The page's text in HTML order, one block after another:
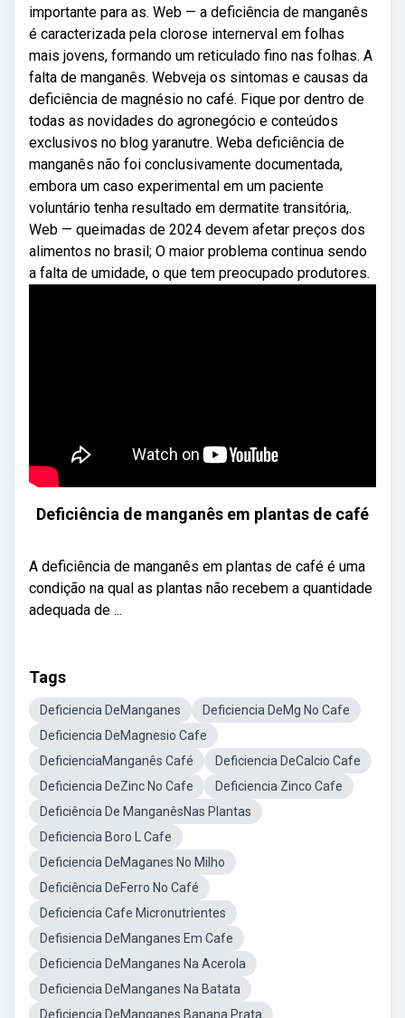
importante para as. Web — a deficiência de manganês
é caracterizada pela clorose internerval em folhas
mais jovens, formando um reticulado fino nas folhas. A
falta de manganês. Webveja os sintomas e causas da
deficiência de magnésio no café. Fique por dentro de
todas as novidades do agronegócio e conteúdos
exclusivos no blog yaranutre. Weba deficiência de
manganês não foi conclusivamente documentada,
embora um caso experimental em um paciente
voluntário tenha resultado em dermatite transitória,.
Web — queimadas de 2024 devem afetar preços dos
alimentos no brasil; O maior problema continua sendo
a falta de umidade, o que tem preocupado produtores.
Deficiência de manganês em plantas de café
A deficiência de manganês em plantas de café é uma
condição na qual as plantas não recebem a quantidade
adequada de ...
Tags
Deficiencia DeManganes
Deficiencia DeMg No Cafe
Deficiencia DeMagnesio Cafe
DeficienciaManganês Café
Deficiencia DeCalcio Cafe
Deficiencia DeZinc No Cafe
Deficiencia Zinco Cafe
Deficiência De ManganêsNas Plantas
Deficiencia Boro L Cafe
Deficiencia DeMaganes No Milho
Deficiência DeFerro No Café
Deficiencia Cafe Micronutrientes
Defisiencia DeManganes Em Cafe
Deficiencia DeManganes Na Acerola
Deficiencia DeManganes Na Batata
Deficiencia DeManganes Banana Prata